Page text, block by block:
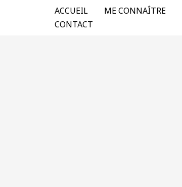
ACCUEIL ME CONNAÎTRE
CONTACT